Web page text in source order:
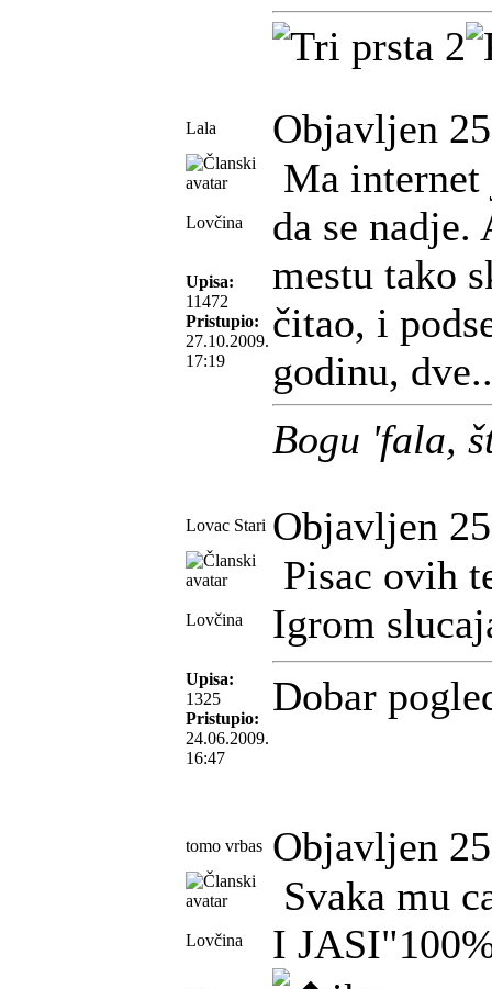
Lala Objavljen
Lovčina
Upisa:
11472
Pristupio:
27.10.2009.
17:19
Ma internet
da se
mestu tako
čitao, i
godinu,
Bogu 'fala,
Lovac Stari Objavljen
Lovčina
Upisa:
1325
Pristupio:
24.06.2009.
16:47
Pisac ovih
Igrom
Dobar
tomo vrbas Objavljen
Lovčina
Svaka mu
I